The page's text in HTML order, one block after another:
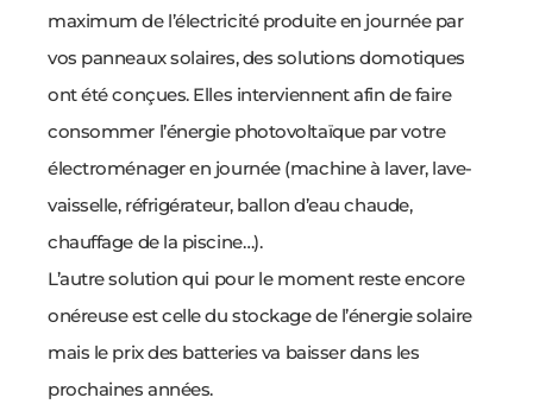
maximum de l’électricité produite en journée par
vos panneaux solaires, des solutions domotiques
ont été conçues. Elles interviennent afin de faire
consommer l’énergie photovoltaïque par votre
électroménager en journée (machine à laver, lave-
vaisselle, réfrigérateur, ballon d’eau chaude,
chauffage de la piscine…).
L’autre solution qui pour le moment reste encore
onéreuse est celle du stockage de l’énergie solaire
mais le prix des batteries va baisser dans les
prochaines années.